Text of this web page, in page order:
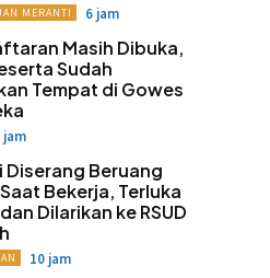
MERANTI 6 jam
Masih Dibuka,
Sudah
Tempat di Gowes
jam
Diserang Beruang
Bekerja, Terluka
Dilarikan ke RSUD
10 jam